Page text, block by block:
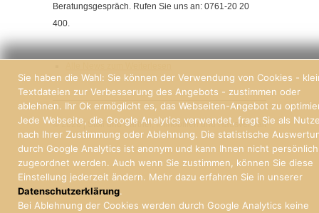
Beratungsgespräch. Rufen Sie uns an: 0761-20 20
400.
© 2026 | Stoll und Partner, Immobilien und Hausverwaltung Freiburg
Sie haben die Wahl: Sie können der Verwendung von Cookies -
Textdateien zur Verbesserung des Angebots - zustimmen oder
ablehnen. Ihr Ok ermöglicht es, das Webseiten-Angebot zu
Jede Webseite, die Google Analytics verwendet, fragt Sie als
nach Ihrer Zustimmung oder Ablehnung. Die statistische
durch Google Analytics ist anonym und kann Ihnen nicht persönlich
zugeordnet werden. Auch wenn Sie zustimmen, können Sie diese
Einstellung jederzeit ändern. Mehr dazu erfahren Sie in unserer
Datenschutzerklärung.
Bei Ablehnung der Cookies werden durch Google Analytics keine